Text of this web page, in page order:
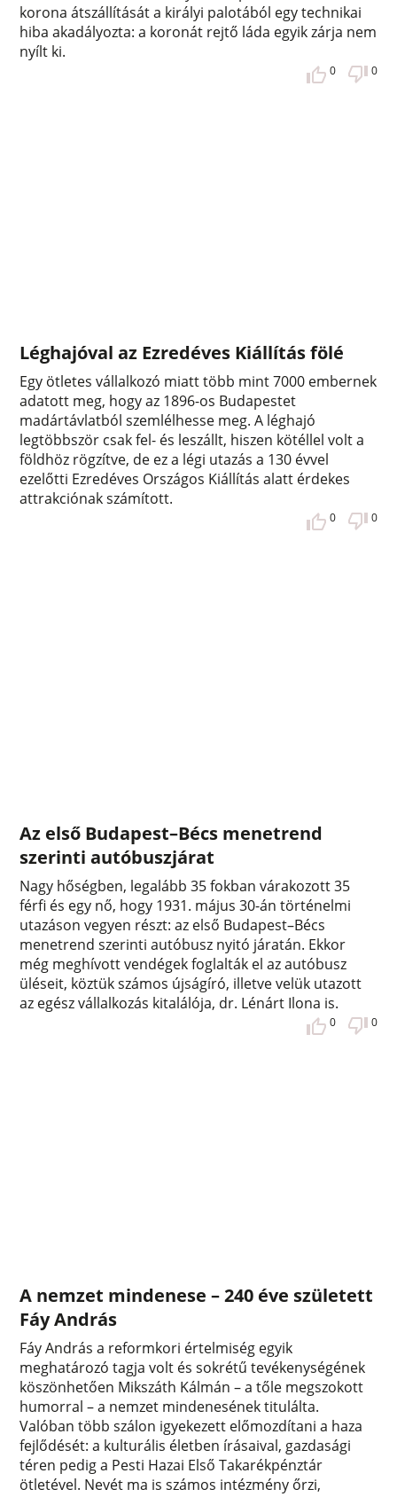
korona átszállítását a királyi palotából egy technikai
hiba akadályozta: a koronát rejtő láda egyik zárja nem
nyílt ki.
0 0
Léghajóval az Ezredéves Kiállítás fölé
Egy ötletes vállalkozó miatt több mint 7000 embernek
adatott meg, hogy az 1896-os Budapestet
madártávlatból szemlélhesse meg. A léghajó
legtöbbször csak fel- és leszállt, hiszen kötéllel volt a
földhöz rögzítve, de ez a légi utazás a 130 évvel
ezelőtti Ezredéves Országos Kiállítás alatt érdekes
attrakciónak számított.
0 0
Az első Budapest–Bécs menetrend
szerinti autóbuszjárat
Nagy hőségben, legalább 35 fokban várakozott 35
férfi és egy nő, hogy 1931. május 30-án történelmi
utazáson vegyen részt: az első Budapest–Bécs
menetrend szerinti autóbusz nyitó járatán. Ekkor
még meghívott vendégek foglalták el az autóbusz
üléseit, köztük számos újságíró, illetve velük utazott
az egész vállalkozás kitalálója, dr. Lénárt Ilona is.
0 0
A nemzet mindenese – 240 éve született
Fáy András
Fáy András a reformkori értelmiség egyik
meghatározó tagja volt és sokrétű tevékenységének
köszönhetően Mikszáth Kálmán – a tőle megszokott
humorral – a nemzet mindenesének titulálta.
Valóban több szálon igyekezett előmozdítani a haza
fejlődését: a kulturális életben írásaival, gazdasági
téren pedig a Pesti Hazai Első Takarékpénztár
ötletével. Nevét ma is számos intézmény őrzi,